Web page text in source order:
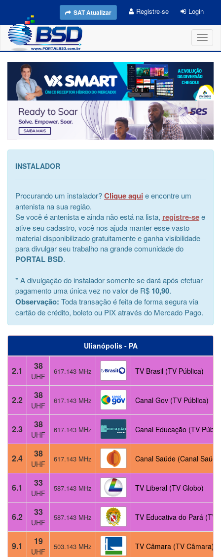
SAT Atualizar Registre-se Login
INSTALADOR
Procurando um instalador?Clique aqui e encontre um
antenista na sua região.
Se você é antenista e ainda não está na lista, registre-see
ative seu cadastro, você nos ajuda manter esse vasto
material disponibilizado gratuitamente e ganha visibilidade
para divulgar seu trabalho na grande comunidade do
PORTAL BSD.
* A divulgação do instalador somente se dará após efetuar
pagamento uma única vez no valor de R$ 10,90.
Observação: Toda transação é feita de forma segura via
cartão de crédito, boleto ou PIX através do Mercado Pago.
Ulianópolis - PA
2.1 38
UHF
617.143 MHz TV Brasil (TV Pública)
2.2 38
UHF
617.143 MHz Canal Gov (TV Pública)
2.3 38
UHF
617.143 MHz Canal Educação (TV
2.4 38
UHF
617.143 MHz Canal Saúde (Canal
6.1 33
UHF
587.143 MHz TV Liberal (TV Globo)
6.2 33
UHF
587.143 MHz TV Educativa do Pará (TV
9.1 19
UHF
503.143 MHz TV Câmara (TV Câmara)